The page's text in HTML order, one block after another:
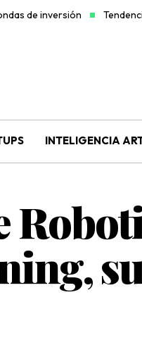
de inversión
INTELIGENCIA